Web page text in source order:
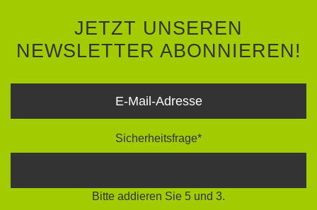
JETZT UNSEREN
NEWSLETTER ABONNIEREN!
Sicherheitsfrage*
Bitte addieren Sie 5 und 3.